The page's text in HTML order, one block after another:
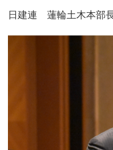
日建連 蓮輪土木本部